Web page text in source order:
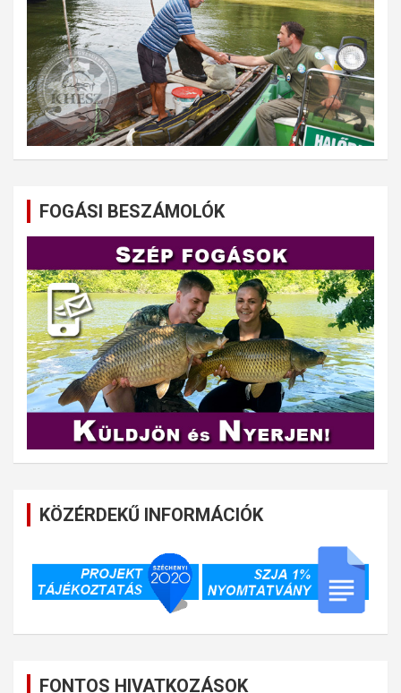
FOGÁSI BESZÁMOLÓK
KÖZÉRDEKŰ INFORMÁCIÓK
FONTOS HIVATKOZÁSOK